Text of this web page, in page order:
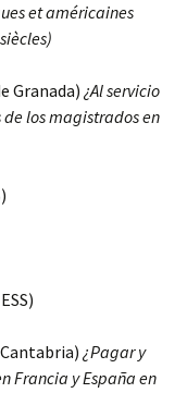
et américaines
Granada) ¿Al servicio
de los magistrados en
¿Pagar y
Francia y España en